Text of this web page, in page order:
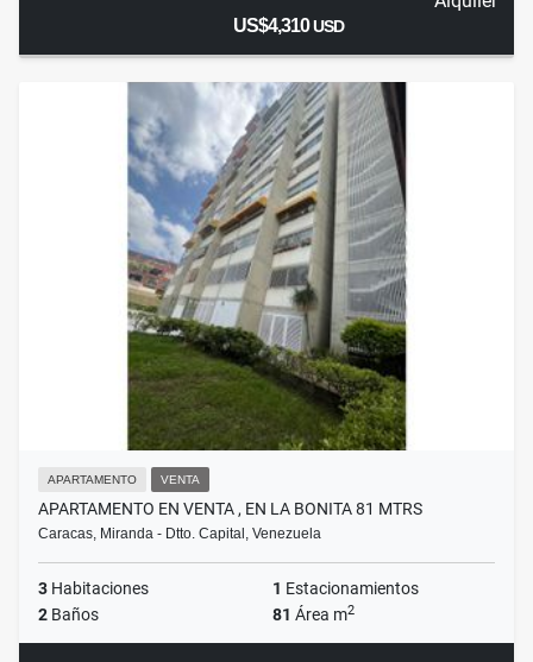
US$4,310USD
APARTAMENTO VENTA
APARTAMENTO EN VENTA , EN LA BONITA 81 MTRS
Caracas, Miranda - Dtto. Capital, Venezuela
3 Habitaciones 1 Estacionamientos
2 Baños 81 Área m2